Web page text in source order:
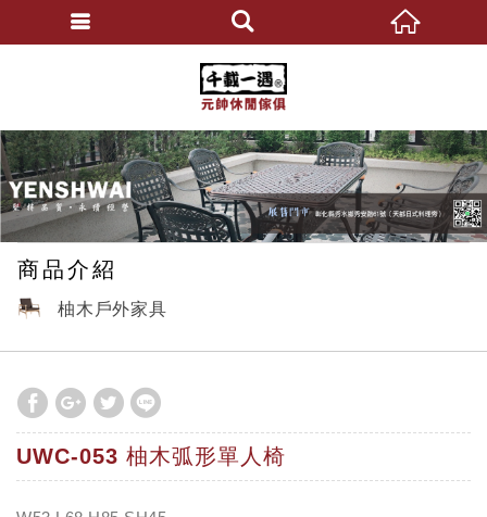
商品介紹
柚木戶外家具
UWC-053 柚木弧形單人椅
繁體中文